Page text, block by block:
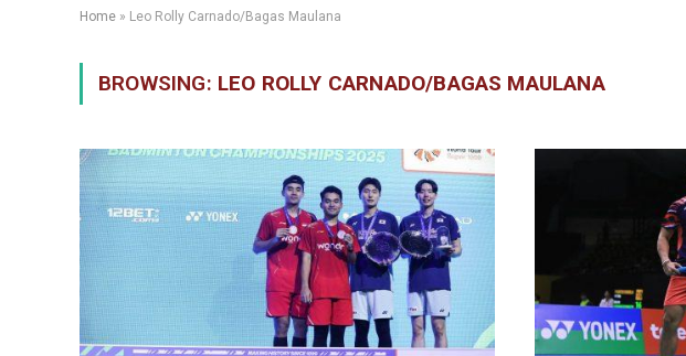
Home » Leo Rolly Carnado/Bagas Maulana
BROWSING: LEO ROLLY CARNADO/BAGAS MAULANA